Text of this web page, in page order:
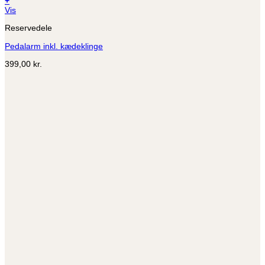
Dette
har
varianter.
kan
Vis
Reservedele
Pedalarm inkl. kædeklinge
399,00 kr.